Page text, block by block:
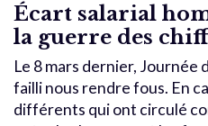
Écart salarial
la guerre des
Le 8 mars dernier, Journée
failli nous rendre fous. En
différents qui ont circulé